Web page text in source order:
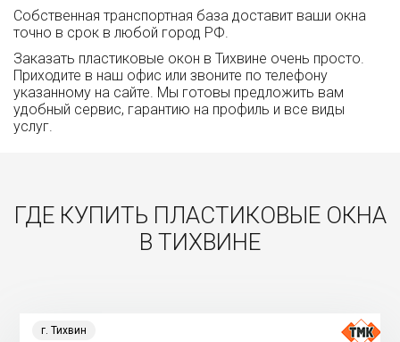
Собственная транспортная база доставит ваши окна
точно в срок в любой город РФ.
Заказать пластиковые окон в Тихвине очень просто.
Приходите в наш офис или звоните по телефону
указанному на сайте. Мы готовы предложить вам
удобный сервис, гарантию на профиль и все виды
услуг.
ГДЕ КУПИТЬ ПЛАСТИКОВЫЕ ОКНА
В ТИХВИНЕ
г. Тихвин